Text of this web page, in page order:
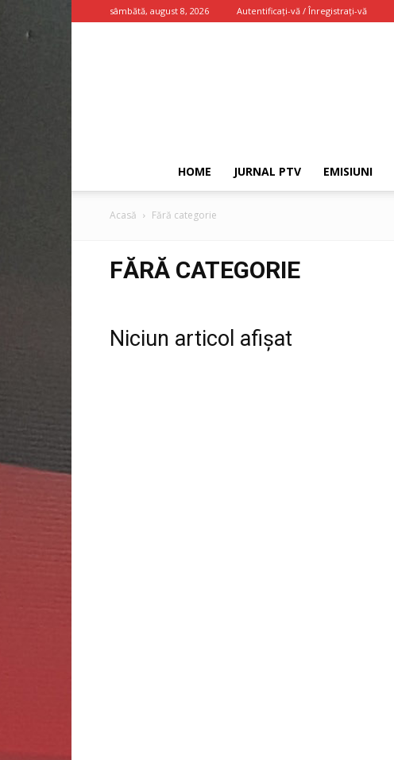
sâmbătă, august 8, 2026 Autentificați-vă / Înregistrați-vă
HOME JURNAL PTV EMISIUNI
Acasă Fără categorie
FĂRĂ CATEGORIE
Niciun articol afișat